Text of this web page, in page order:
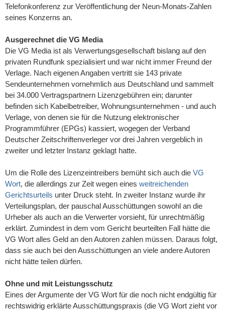
Telefonkonferenz zur Veröffentlichung der Neun-Monats-Zahlen
seines Konzerns an.
Ausgerechnet die VG Media
Die VG Media ist als Verwertungsgesellschaft bislang auf den
privaten Rundfunk spezialisiert und war nicht immer Freund der
Verlage. Nach eigenen Angaben vertritt sie 143 private
Sendeunternehmen vornehmlich aus Deutschland und sammelt
bei 34.000 Vertragspartnern Lizenzgebühren ein; darunter
befinden sich Kabelbetreiber, Wohnungsunternehmen - und auch
Verlage, von denen sie für die Nutzung elektronischer
Programmführer (EPGs) kassiert, wogegen der Verband
Deutscher Zeitschriftenverleger vor drei Jahren vergeblich in
zweiter und letzter Instanz geklagt hatte.
Um die Rolle des Lizenzeintreibers bemüht sich auch die VG
Wort, die allerdings zur Zeit wegen eines weitreichenden
Gerichtsurteils unter Druck steht. In zweiter Instanz wurde ihr
Verteilungsplan, der pauschal Ausschüttungen sowohl an die
Urheber als auch an die Verwerter vorsieht, für unrechtmäßig
erklärt. Zumindest in dem vom Gericht beurteilten Fall hätte die
VG Wort alles Geld an den Autoren zahlen müssen. Daraus folgt,
dass sie auch bei den Ausschüttungen an viele andere Autoren
nicht hätte teilen dürfen.
Ohne und mit Leistungsschutz
Eines der Argumente der VG Wort für die noch nicht endgültig für
rechtswidrig erklärte Ausschüttungspraxis (die VG Wort zieht vor